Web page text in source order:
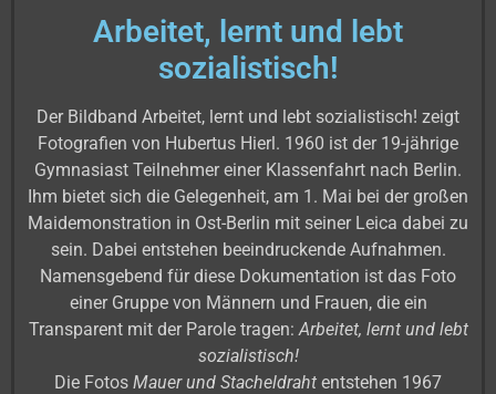
Arbeitet, lernt und lebt
sozialistisch!
Der Bildband Arbeitet, lernt und lebt sozialistisch! zeigt
Fotografien von Hubertus Hierl. 1960 ist der 19-jährige
Gymnasiast Teilnehmer einer Klassenfahrt nach Berlin.
Ihm bietet sich die Gelegenheit, am 1. Mai bei der großen
Maidemonstration in Ost-Berlin mit seiner Leica dabei zu
sein. Dabei entstehen beeindruckende Aufnahmen.
Namensgebend für diese Dokumentation ist das Foto
einer Gruppe von Männern und Frauen, die ein
Transparent mit der Parole tragen: Arbeitet, lernt und lebt
sozialistisch!
Die Fotos Mauer und Stacheldraht entstehen 1967